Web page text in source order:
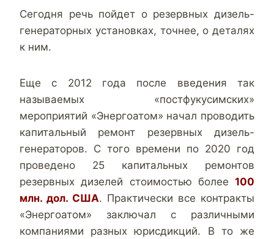
Сегодня речь пойдет о резервных дизель-
генераторных установках, точнее, о деталях
к ним.
Еще с 2012 года после введения так
называемых «постфукусимских»
мероприятий «Энергоатом» начал проводить
капитальный ремонт резервных дизель-
генераторов. С того времени по 2020 год
проведено 25 капитальных ремонтов
резервных дизелей стоимостью более 100
млн. дол. США. Практически все контракты
«Энергоатом» заключал с различными
компаниями разных юрисдикций. В то же